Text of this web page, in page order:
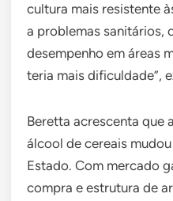
cultura mais resistente
a problemas sanitários,
desempenho em áreas
teria mais dificuldade”,
Beretta acrescenta que
álcool de cereais
Estado. Com mercado
compra e estrutura de